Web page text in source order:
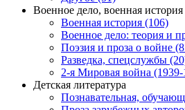
Военное дело, военная история
Военная история (106)
Военное дело: теория и
Поэзия и проза о войне
Разведка, спецслужбы
2-я Мировая война (1939-
Детская литература
Познавательная,